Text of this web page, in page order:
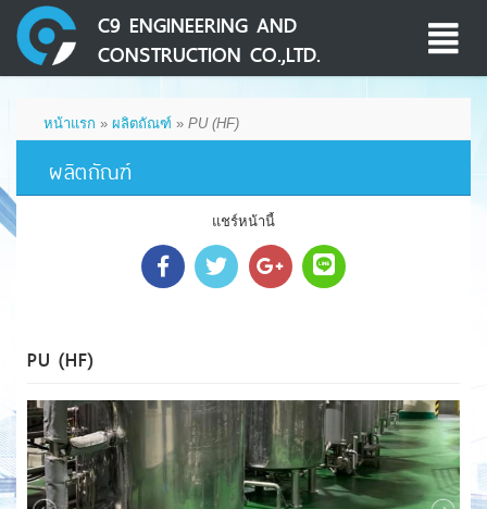
Toggle
C9 ENGINEERING AND
CONSTRUCTION CO.,LTD.
หน้าแรก » ผลิตถัณฑ์ » PU (HF)
ผลิตถัณฑ์
แชร์หน้านี้
PU (HF)